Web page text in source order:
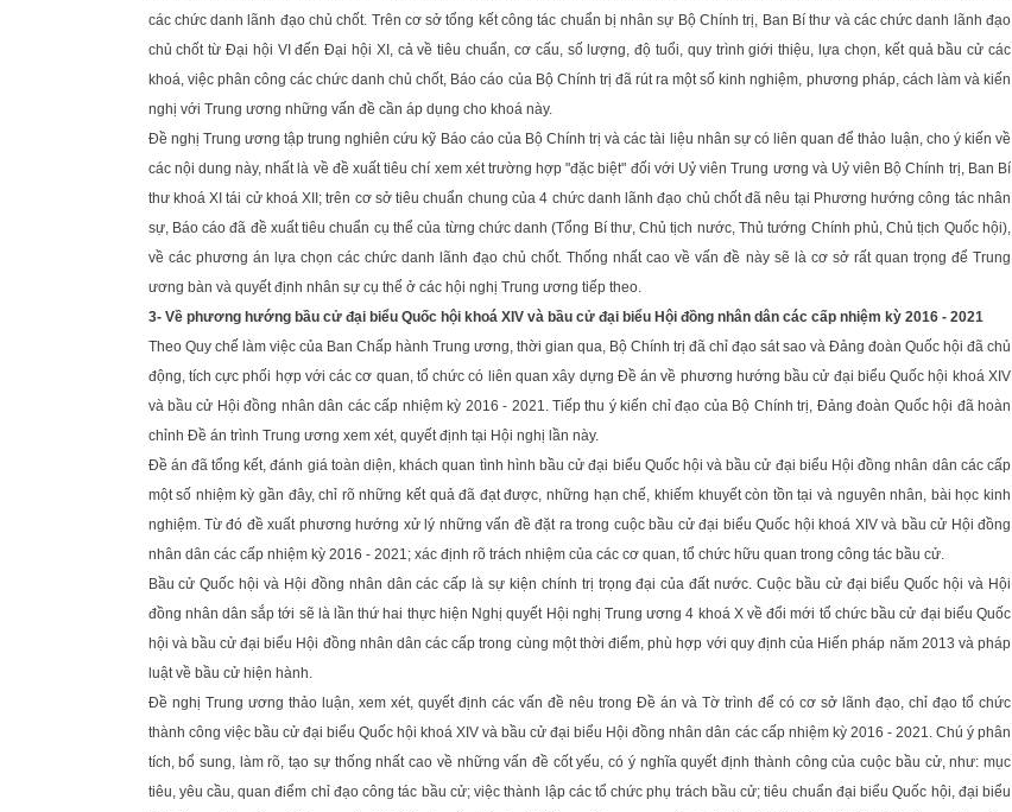
các chức danh lãnh đạo chủ chốt. Trên cơ sở tổng kết công tác chuẩn bị nhân sự Bộ Chính trị, Ban Bí thư và các chức danh lãnh đạo
chủ chốt từ Đại hội VI đến Đại hội XI, cả về tiêu chuẩn, cơ cấu, số lượng, độ tuổi, quy trình giới thiệu, lựa chọn, kết quả bầu cử các
khoá, việc phân công các chức danh chủ chốt, Báo cáo của Bộ Chính trị đã rút ra một số kinh nghiệm, phương pháp, cách làm và kiến
nghị với Trung ương những vấn đề cần áp dụng cho khoá này.
Đề nghị Trung ương tập trung nghiên cứu kỹ Báo cáo của Bộ Chính trị và các tài liệu nhân sự có liên quan để thảo luận, cho ý kiến về
các nội dung này, nhất là về đề xuất tiêu chí xem xét trường hợp "đặc biệt" đối với Uỷ viên Trung ương và Uỷ viên Bộ Chính trị, Ban Bí
thư khoá XI tái cử khoá XII; trên cơ sở tiêu chuẩn chung của 4 chức danh lãnh đạo chủ chốt đã nêu tại Phương hướng công tác nhân
sự, Báo cáo đã đề xuất tiêu chuẩn cụ thể của từng chức danh (Tổng Bí thư, Chủ tịch nước, Thủ tướng Chính phủ, Chủ tịch Quốc hội),
về các phương án lựa chọn các chức danh lãnh đạo chủ chốt. Thống nhất cao về vấn đề này sẽ là cơ sở rất quan trọng để Trung
ương bàn và quyết định nhân sự cụ thể ở các hội nghị Trung ương tiếp theo.
3- Về phương hướng bầu cử đại biểu Quốc hội khoá XIV và bầu cử đại biểu Hội đồng nhân dân các cấp nhiệm kỳ 2016 - 2021
Theo Quy chế làm việc của Ban Chấp hành Trung ương, thời gian qua, Bộ Chính trị đã chỉ đạo sát sao và Đảng đoàn Quốc hội đã chủ
động, tích cực phối hợp với các cơ quan, tổ chức có liên quan xây dựng Đề án về phương hướng bầu cử đại biểu Quốc hội khoá XIV
và bầu cử Hội đồng nhân dân các cấp nhiệm kỳ 2016 - 2021. Tiếp thu ý kiến chỉ đạo của Bộ Chính trị, Đảng đoàn Quốc hội đã hoàn
chỉnh Đề án trình Trung ương xem xét, quyết định tại Hội nghị lần này.
Đề án đã tổng kết, đánh giá toàn diện, khách quan tình hình bầu cử đại biểu Quốc hội và bầu cử đại biểu Hội đồng nhân dân các cấp
một số nhiệm kỳ gần đây, chỉ rõ những kết quả đã đạt được, những hạn chế, khiếm khuyết còn tồn tại và nguyên nhân, bài học kinh
nghiệm. Từ đó đề xuất phương hướng xử lý những vấn đề đặt ra trong cuộc bầu cử đại biểu Quốc hội khoá XIV và bầu cử Hội đồng
nhân dân các cấp nhiệm kỳ 2016 - 2021; xác định rõ trách nhiệm của các cơ quan, tổ chức hữu quan trong công tác bầu cử.
Bầu cử Quốc hội và Hội đồng nhân dân các cấp là sự kiện chính trị trọng đại của đất nước. Cuộc bầu cử đại biểu Quốc hội và Hội
đồng nhân dân sắp tới sẽ là lần thứ hai thực hiện Nghị quyết Hội nghị Trung ương 4 khoá X về đổi mới tổ chức bầu cử đại biểu Quốc
hội và bầu cử đại biểu Hội đồng nhân dân các cấp trong cùng một thời điểm, phù hợp với quy định của Hiến pháp năm 2013 và pháp
luật về bầu cử hiện hành.
Đề nghị Trung ương thảo luận, xem xét, quyết định các vấn đề nêu trong Đề án và Tờ trình để có cơ sở lãnh đạo, chỉ đạo tổ chức
thành công việc bầu cử đại biểu Quốc hội khoá XIV và bầu cử đại biểu Hội đồng nhân dân các cấp nhiệm kỳ 2016 - 2021. Chú ý phân
tích, bổ sung, làm rõ, tạo sự thống nhất cao về những vấn đề cốt yếu, có ý nghĩa quyết định thành công của cuộc bầu cử, như: mục
tiêu, yêu cầu, quan điểm chỉ đạo công tác bầu cử; việc thành lập các tổ chức phụ trách bầu cử; tiêu chuẩn đại biểu Quốc hội, đại biểu